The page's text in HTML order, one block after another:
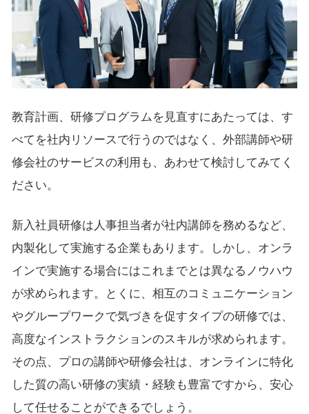
教育計画、研修プログラムを見直すにあたっては、す
べてを社内リソースで行うのではなく、外部講師や研
修会社のサービスの利用も、あわせて検討してみてく
ださい。
新入社員研修は人事担当者が社内講師を務めるなど、
内製化して実施する企業もあります。しかし、オンラ
インで実施する場合にはこれまでとは異なるノウハウ
が求められます。とくに、相互のコミュニケーション
やグループワークで気づきを促すタイプの研修では、
高度なインストラクションのスキルが求められます。
その点、プロの講師や研修会社は、オンラインに特化
した質の高い研修の実績・経験も豊富ですから、安心
して任せることができるでしょう。